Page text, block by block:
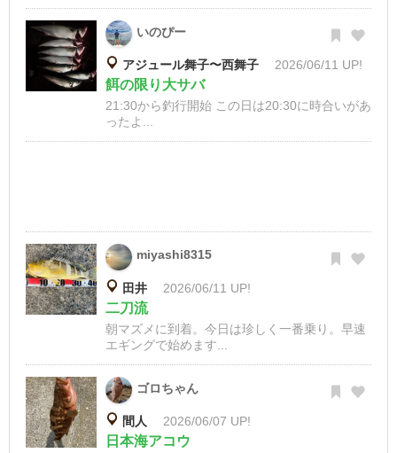
いのぴー
アジュール舞子〜西舞子 2026/06/11 UP!
餌の限り大サバ
21:30から釣行開始 この日は20:30に時合いがあ
ったよ...
miyashi8315
田井 2026/06/11 UP!
二刀流
朝マズメに到着。今日は珍しく一番乗り。早速
エギングで始めます...
ゴロちゃん
間人 2026/06/07 UP!
日本海アコウ